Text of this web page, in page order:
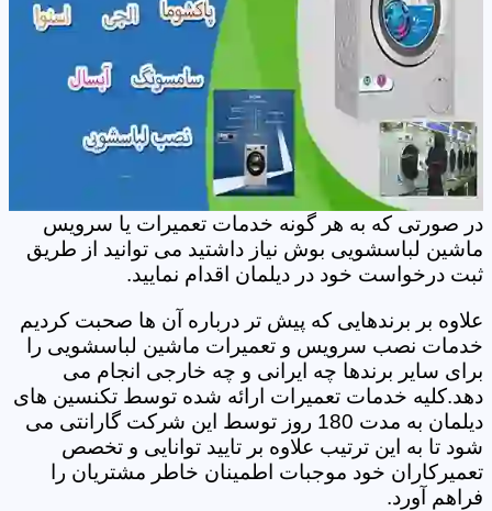
در صورتی که به هر گونه خدمات تعمیرات یا سرویس
ماشین لباسشویی بوش نیاز داشتید می توانید از طریق
ثبت درخواست خود در دیلمان اقدام نمایید.
علاوه بر برندهایی که پیش تر درباره آن ها صحبت کردیم
خدمات نصب سرویس و تعمیرات ماشین لباسشویی را
برای سایر برندها چه ایرانی و چه خارجی انجام می
دهد.کلیه خدمات تعمیرات ارائه شده توسط تکنسین های
دیلمان به مدت 180 روز توسط این شرکت گارانتی می
شود تا به این ترتیب علاوه بر تایید توانایی و تخصص
تعمیرکاران خود موجبات اطمینان خاطر مشتریان را
فراهم آورد.